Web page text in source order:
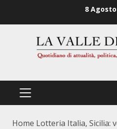
8 Agosto
PRIMÄRES
Home Lotteria Italia, Sicilia: